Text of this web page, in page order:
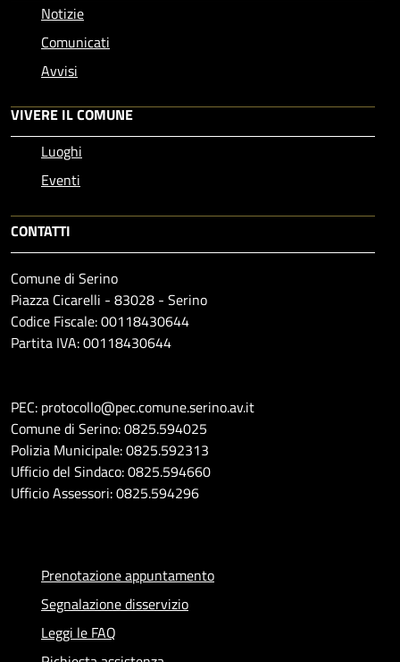
Notizie
Comunicati
Avvisi
VIVERE IL COMUNE
Luoghi
Eventi
CONTATTI
Comune di Serino
Piazza Cicarelli - 83028 - Serino
Codice Fiscale: 00118430644
Partita IVA: 00118430644
PEC: protocollo@pec.comune.serino.av.it
Comune di Serino: 0825.594025
Polizia Municipale: 0825.592313
Ufficio del Sindaco: 0825.594660
Ufficio Assessori: 0825.594296
Prenotazione appuntamento
Segnalazione disservizio
Leggi le FAQ